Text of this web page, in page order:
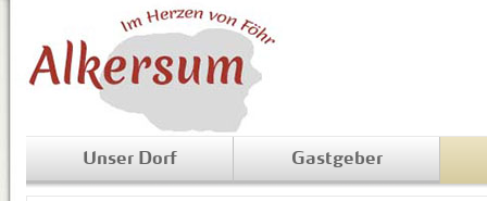
Unser Dorf Gastgeber